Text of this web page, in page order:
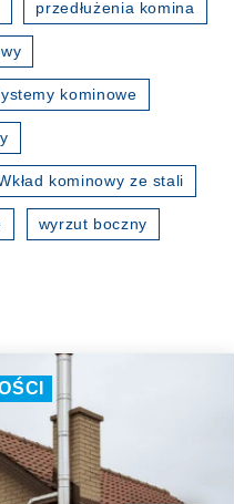
przedłużenia komina
kominowe
kominowy ze stali
wyrzut boczny